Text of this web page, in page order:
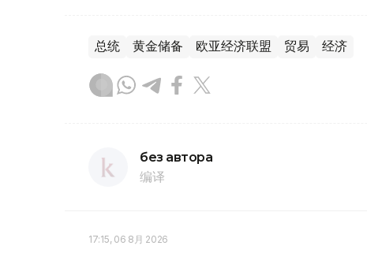
总统 黄金储备 欧亚经济联盟 贸易 经济
без автора
编译
17:15, 06 8月 2026